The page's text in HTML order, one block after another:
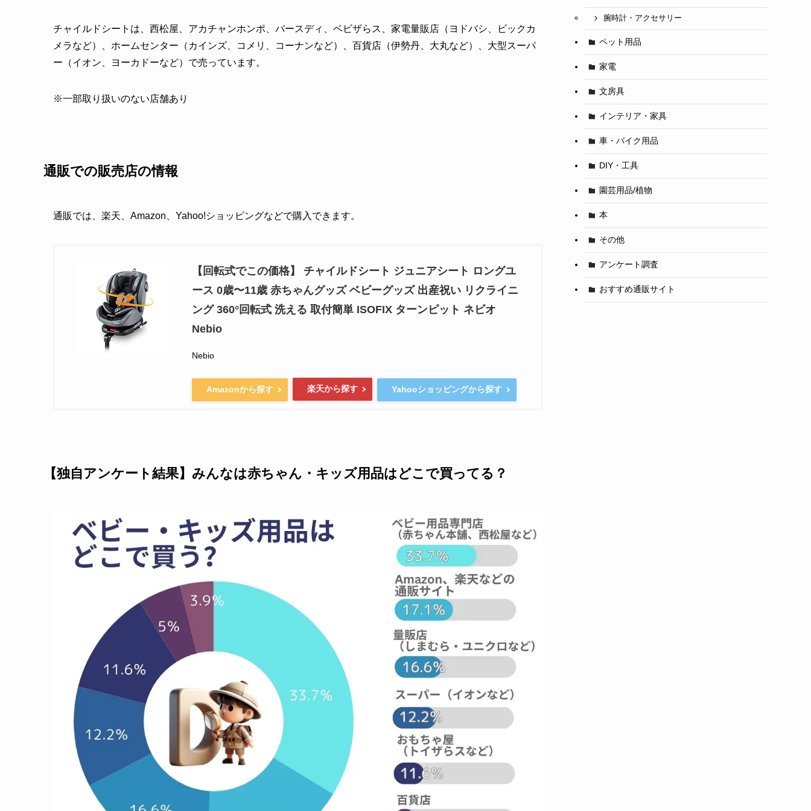
チャイルドシートは、西松屋、アカチャンホンポ、バースディ、ベビザらス、家電量販店（ヨドバシ、ビックカ
メラなど）、ホームセンター（カインズ、コメリ、コーナンなど）、百貨店（伊勢丹、大丸など）、大型スーパ
ー（イオン、ヨーカドーなど）で売っています。
※一部取り扱いのない店舗あり
通販での販売店の情報
通販では、楽天、Amazon、Yahoo!ショッピングなどで購入できます。
【回転式でこの価格】 チャイルドシート ジュニアシート ロングユ
ース 0歳〜11歳 赤ちゃんグッズ ベビーグッズ 出産祝い リクライニ
ング 360°回転式 洗える 取付簡単 ISOFIX ターンピット ネビオ
Nebio
Nebio
Amazonから探す 楽天から探す Yahooショッピングから探す
【独自アンケート結果】みんなは赤ちゃん・キッズ用品はどこで買ってる？
腕時計・アクセサリー
ペット用品
家電
文房具
インテリア・家具
車・バイク用品
DIY・工具
園芸用品/植物
本
その他
アンケート調査
おすすめ通販サイト